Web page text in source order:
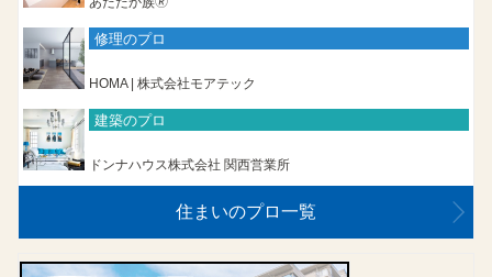
修理のプロ
HOMA | 株式会社モアテック
建築のプロ
ドンナハウス株式会社 関西営業所
住まいのプロ一覧